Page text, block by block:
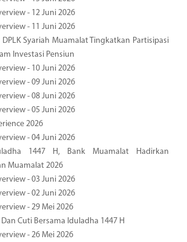
- 12 Juni 2026
- 11 Juni 2026
DPLK Syariah Muamalat Tingkatkan Partisipasi
Investasi Pensiun
- 10 Juni 2026
- 09 Juni 2026
- 08 Juni 2026
- 05 Juni 2026
2026
- 04 Juni 2026
1447 H, Bank Muamalat Hadirkan
Muamalat 2026
- 03 Juni 2026
- 02 Juni 2026
- 29 Mei 2026
Cuti Bersama Iduladha 1447 H
- 26 Mei 2026